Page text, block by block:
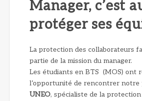
Manager, c’est
protéger ses
La protection des collaborateurs
partie de la mission du manager.
Les étudiants en BTS (MOS) ont
l’opportunité de rencontrer notre
UNEO, spécialiste de la protection